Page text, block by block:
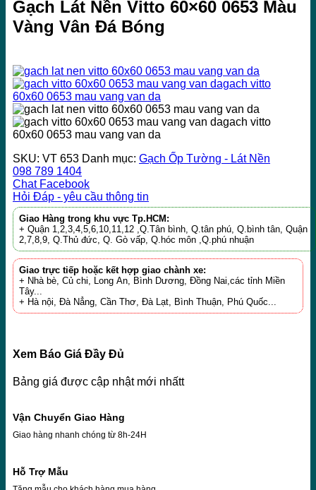
Gạch Lát Nền Vitto 60×60 0653 Màu
Vàng Vân Đá Bóng
SKU: VT 653 Danh mục: Gạch Ốp Tường - Lát Nền
098 789 1404
Chat Facebook
Hỏi Đáp - yêu cầu thông tin
Giao Hàng trong khu vực Tp.HCM:
+ Quận 1,2,3,4,5,6,10,11,12 ,Q.Tân bình, Q.tân phú, Q.bình tân, Quận
2,7,8,9, Q.Thủ đức, Q. Gò vấp, Q.hóc môn ,Q.phú nhuận
Giao trực tiếp hoặc kết hợp giao chành xe:
+ Nhà bè, Củ chi, Long An, Bình Dương, Đồng Nai,các tỉnh Miền
Tây...
+ Hà nội, Đà Nẳng, Cần Thơ, Đà Lạt, Bình Thuận, Phú Quốc...
Xem Báo Giá Đầy Đủ
Bảng giá được cập nhật mới nhấtt
Vận Chuyển Giao Hàng
Giao hàng nhanh chóng từ 8h-24H
Hỗ Trợ Mẫu